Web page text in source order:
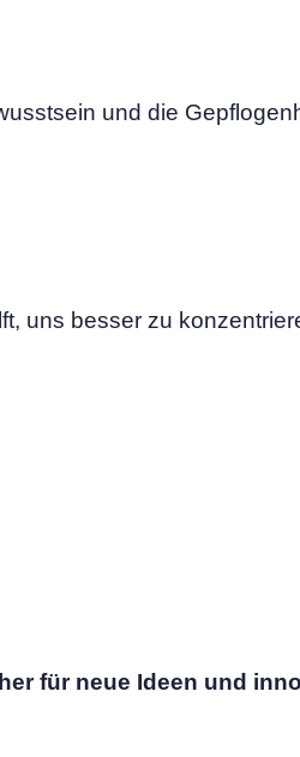
und die
uns besser zu
für neue Ideen und